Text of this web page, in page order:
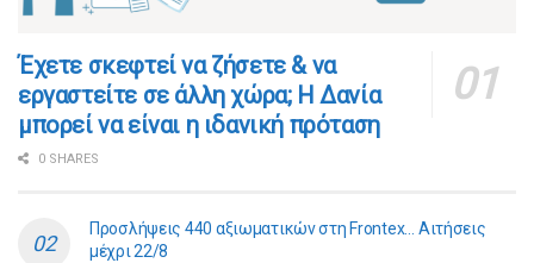
​​Έχετε σκεφτεί να ζήσετε & να
εργαστείτε σε άλλη χώρα; Η Δανία
μπορεί να είναι η ιδανική πρόταση
0 SHARES
Προσλήψεις 440 αξιωματικών στη Frontex… Αιτήσεις
μέχρι 22/8